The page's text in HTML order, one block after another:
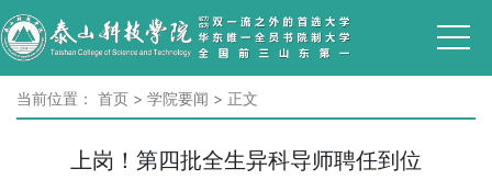
当前位置： 首页 > 学院要闻 > 正文
上岗！第四批全生异科导师聘任到位